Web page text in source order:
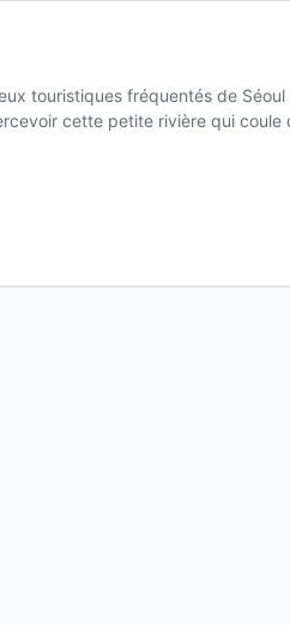
touristiques fréquentés de
cette petite rivière qui coule